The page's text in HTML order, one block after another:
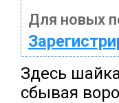
Для новых
Здесь
сбывая